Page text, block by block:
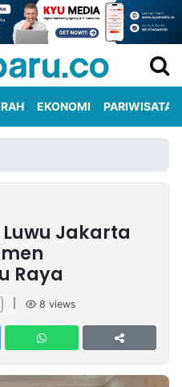
EKONOMI PARIWISATA
Jakarta
Raya
8 views